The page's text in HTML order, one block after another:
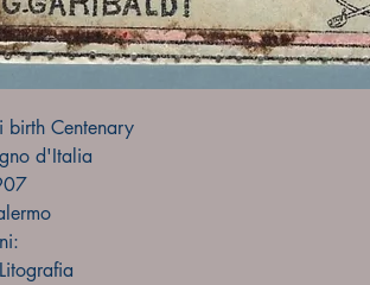
Centenary
d'Italia